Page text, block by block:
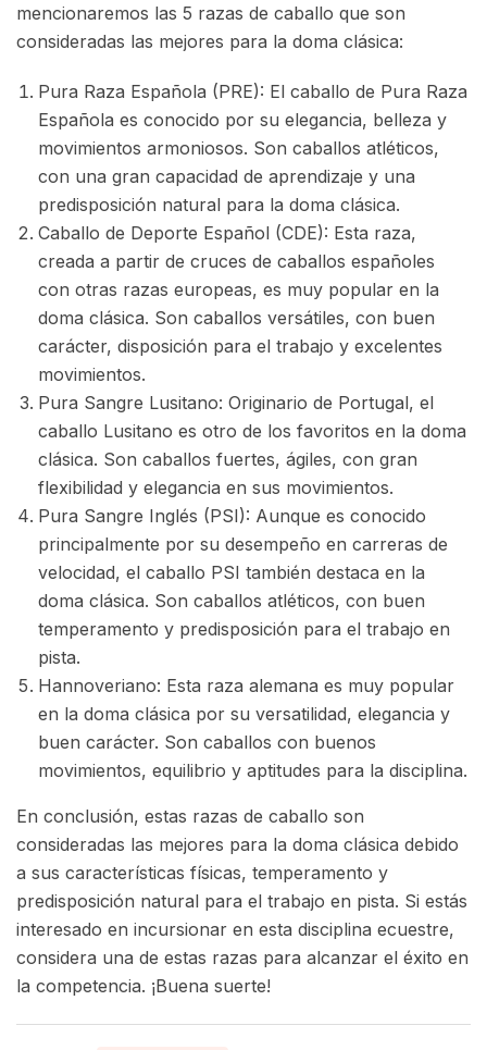
mencionaremos las 5 razas de caballo que son
consideradas las mejores para la doma clásica:
Pura Raza Española (PRE): El caballo de Pura Raza
Española es conocido por su elegancia, belleza y
movimientos armoniosos. Son caballos atléticos,
con una gran capacidad de aprendizaje y una
predisposición natural para la doma clásica.
Caballo de Deporte Español (CDE): Esta raza,
creada a partir de cruces de caballos españoles
con otras razas europeas, es muy popular en la
doma clásica. Son caballos versátiles, con buen
carácter, disposición para el trabajo y excelentes
movimientos.
Pura Sangre Lusitano: Originario de Portugal, el
caballo Lusitano es otro de los favoritos en la doma
clásica. Son caballos fuertes, ágiles, con gran
flexibilidad y elegancia en sus movimientos.
Pura Sangre Inglés (PSI): Aunque es conocido
principalmente por su desempeño en carreras de
velocidad, el caballo PSI también destaca en la
doma clásica. Son caballos atléticos, con buen
temperamento y predisposición para el trabajo en
pista.
Hannoveriano: Esta raza alemana es muy popular
en la doma clásica por su versatilidad, elegancia y
buen carácter. Son caballos con buenos
movimientos, equilibrio y aptitudes para la disciplina.
En conclusión, estas razas de caballo son
consideradas las mejores para la doma clásica debido
a sus características físicas, temperamento y
predisposición natural para el trabajo en pista. Si estás
interesado en incursionar en esta disciplina ecuestre,
considera una de estas razas para alcanzar el éxito en
la competencia. ¡Buena suerte!